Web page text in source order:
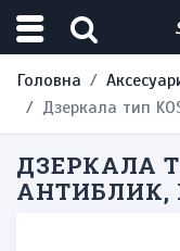
Головна
Дзеркала тип
ДЗЕРКАЛА
АНТИБЛИК,